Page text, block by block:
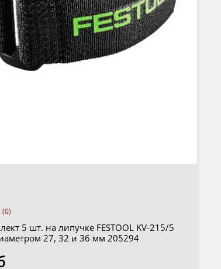
(0)
5 шт. на липучке FESTOOL KV-215/5
27, 32 и 36 мм 205294